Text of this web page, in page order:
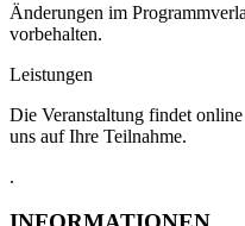
Änderungen im
vorbehalten.
Leistungen
Die Veranstaltung findet
uns auf Ihre Teilnahme.
.